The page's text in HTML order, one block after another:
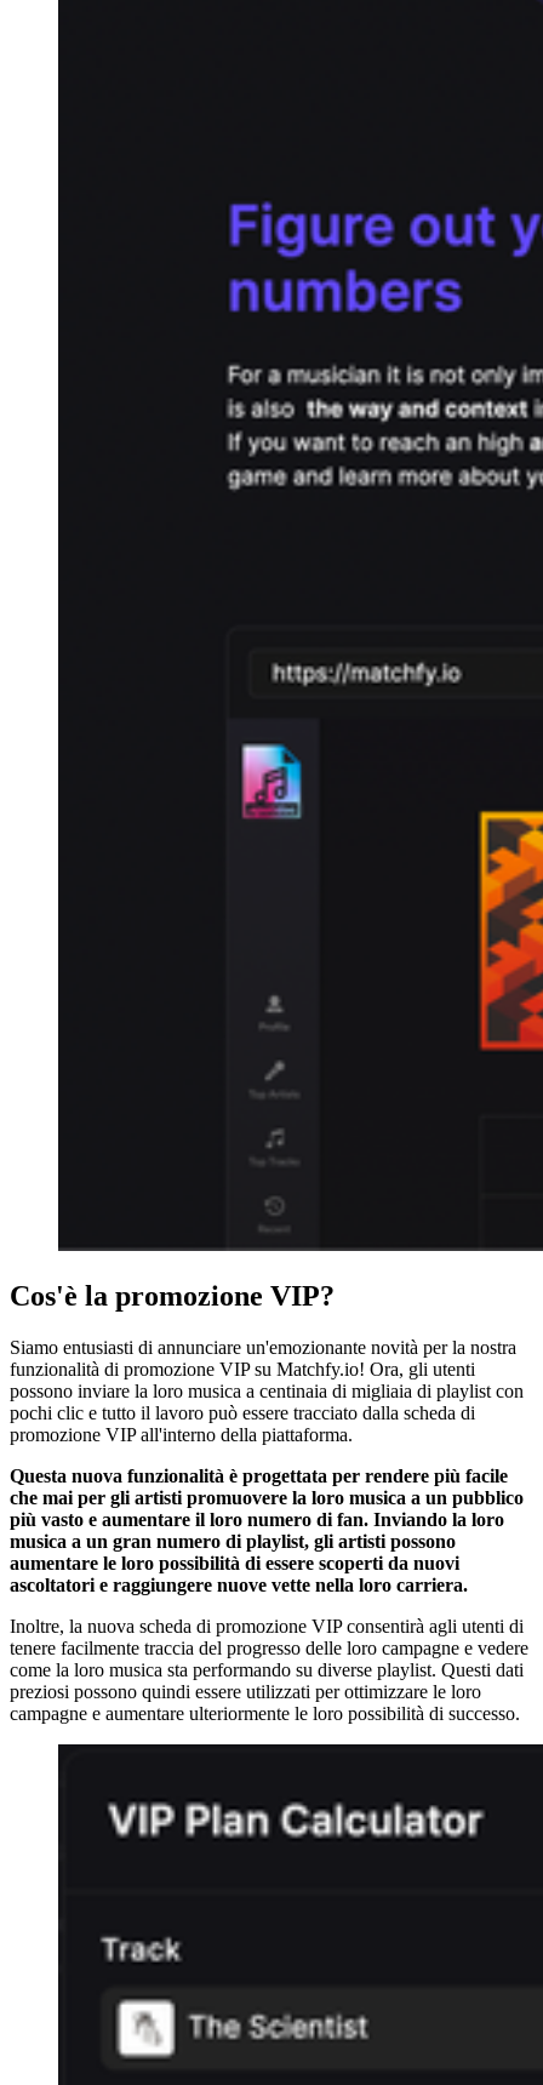
Cos'è la promozione VIP?
Siamo entusiasti di annunciare un'emozionante novità per la nostra
funzionalità di promozione VIP su Matchfy.io! Ora, gli utenti
possono inviare la loro musica a centinaia di migliaia di playlist con
pochi clic e tutto il lavoro può essere tracciato dalla scheda di
promozione VIP all'interno della piattaforma.
Questa nuova funzionalità è progettata per rendere più facile
che mai per gli artisti promuovere la loro musica a un pubblico
più vasto e aumentare il loro numero di fan. Inviando la loro
musica a un gran numero di playlist, gli artisti possono
aumentare le loro possibilità di essere scoperti da nuovi
ascoltatori e raggiungere nuove vette nella loro carriera.
Inoltre, la nuova scheda di promozione VIP consentirà agli utenti di
tenere facilmente traccia del progresso delle loro campagne e vedere
come la loro musica sta performando su diverse playlist. Questi dati
preziosi possono quindi essere utilizzati per ottimizzare le loro
campagne e aumentare ulteriormente le loro possibilità di successo.